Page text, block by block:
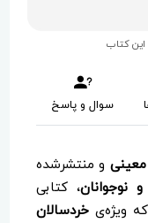
این کتاب
سوال و پاسخ
و منتشرشده
نوجوانان، کتابی
ویژه‌یخردسالان